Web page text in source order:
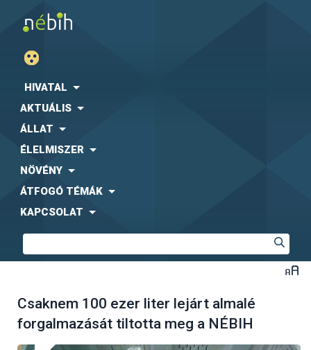
HIVATAL
AKTUÁLIS
ÁLLAT
ÉLELMISZER
NÖVÉNY
ÁTFOGÓ TÉMÁK
KAPCSOLAT
Csaknem 100 ezer liter lejárt almalé
forgalmazását tiltotta meg a NÉBIH